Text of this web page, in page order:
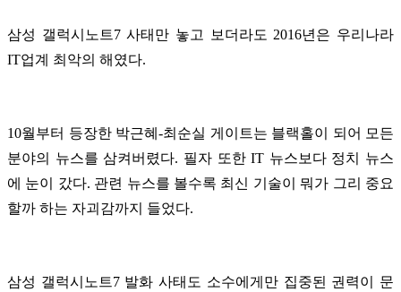
삼성 갤럭시노트7 사태만 놓고 보더라도 2016년은 우리나라
IT업계 최악의 해였다.
10월부터 등장한 박근혜-최순실 게이트는 블랙홀이 되어 모든
분야의 뉴스를 삼켜버렸다. 필자 또한 IT 뉴스보다 정치 뉴스
에 눈이 갔다. 관련 뉴스를 볼수록 최신 기술이 뭐가 그리 중요
할까 하는 자괴감까지 들었다.
삼성 갤럭시노트7 발화 사태도 소수에게만 집중된 권력이 문